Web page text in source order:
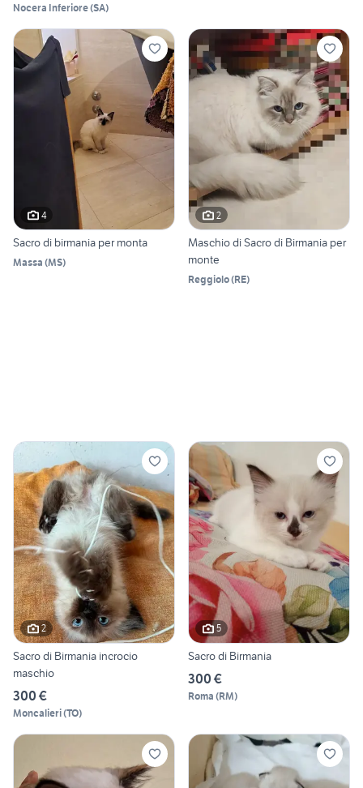
Nocera Inferiore(SA)
4
Sacro di birmania per monta
Massa (MS)
2
Maschio di Sacro di Birmania per
monte
Reggiolo(RE)
2
Sacro di Birmania incrocio
maschio
300 €
Moncalieri(TO)
5
Sacro di Birmania
300 €
Roma (RM)